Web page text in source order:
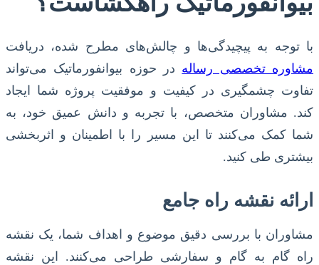
با توجه به پیچیدگی‌ها و چالش‌های مطرح شده، دریافت
مشاوره تخصصی رساله در حوزه بیوانفورماتیک می‌تواند
تفاوت چشمگیری در کیفیت و موفقیت پروژه شما ایجاد
کند. مشاوران متخصص، با تجربه و دانش عمیق خود، به
شما کمک می‌کنند تا این مسیر را با اطمینان و اثربخشی
بیشتری طی کنید.
ارائه نقشه راه جامع
مشاوران با بررسی دقیق موضوع و اهداف شما، یک نقشه
راه گام به گام و سفارشی طراحی می‌کنند. این نقشه